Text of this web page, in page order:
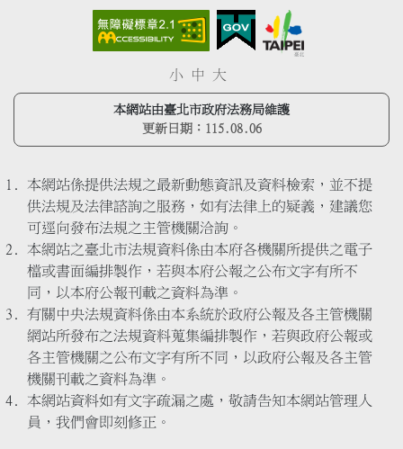
小 中 大
本網站由臺北市政府法務局維護
更新日期： 115.08.06
本網站係提供法規之最新動態資訊及資料檢索，並不提
供法規及法律諮詢之服務，如有法律上的疑義，建議您
可逕向發布法規之主管機關洽詢。
本網站之臺北市法規資料係由本府各機關所提供之電子
檔或書面編排製作，若與本府公報之公布文字有所不
同，以本府公報刊載之資料為準。
有關中央法規資料係由本系統於政府公報及各主管機關
網站所發布之法規資料蒐集編排製作，若與政府公報或
各主管機關之公布文字有所不同，以政府公報及各主管
機關刊載之資料為準。
本網站資料如有文字疏漏之處，敬請告知本網站管理人
員，我們會即刻修正。